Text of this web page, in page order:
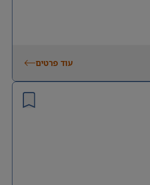
עוד פרטים